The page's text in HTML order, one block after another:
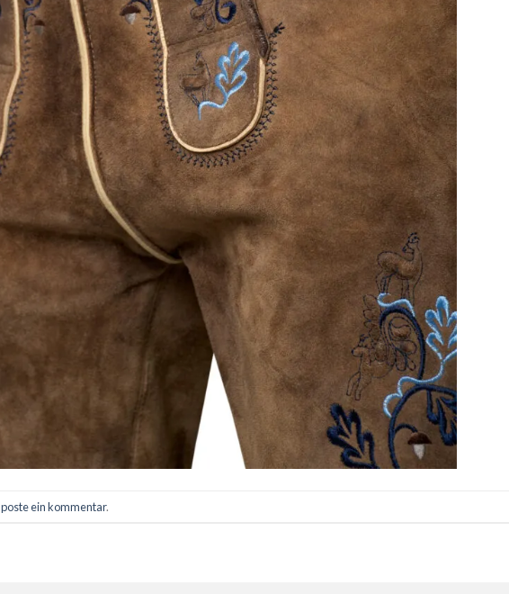
poste ein kommentar.